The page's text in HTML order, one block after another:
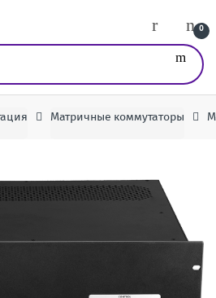
0
Матричные коммутаторы